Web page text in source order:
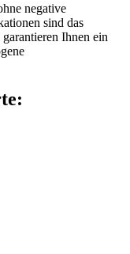
negative
sind das
Ihnen ein